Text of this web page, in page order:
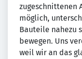
zugeschnittenen
möglich,
Bauteile nahezu
bewegen. Uns
weil wir an das